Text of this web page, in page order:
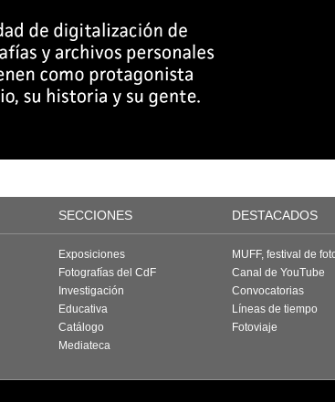
SECCIONES DESTACADOS
Exposiciones
Fotografías del CdF
Investigación
Educativa
Catálogo
Mediateca
MUFF, festival de
Canal de YouTube
Convocatorias
Líneas de tiempo
Fotoviaje